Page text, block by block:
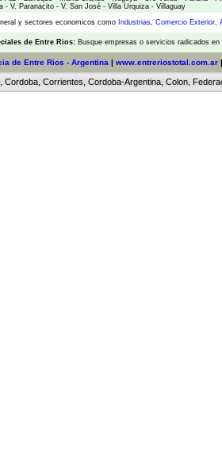
- V. Paranacito - V. San José - Villa Urquiza - Villaguay
y sectores economicos como Industrias, Comercio Exterior,
de Entre Rios: Busque empresas o servicios radicados
de Entre Rios - Argentina | www.entreriostotal.com.ar
Cordoba Corrientes Cordoba-Argentina Colon